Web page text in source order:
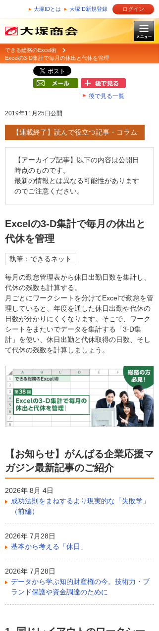
大塚IDとは 大塚ID新規登録 ログイン
できる総務のExcel術
Excelの3-D集計で毎月の休出と代休を管理
後で見る一覧
2019年11月25日公開
【連載終了】読んで役立つ記事・コラム
【アーカイブ記事】以下の内容は公開日
時点のものです。
最新の情報とは異なる可能性があります
のでご注意ください。
Excelの3-D集計で毎月の休出と
代休を管理
執筆：できるネット
毎月の勤怠管理表から休日出勤日数を集計し、
代休の残数も計算する。
月ごとにワークシートを分けてExcelで勤怠を管
理していると、年度を通した休日出勤や代休の
日数が分かりにくくなります。そこで、ワーク
シートをまたいでデータを集計する「3-D集
計」を使い、休日出勤と代休取得の日数、そし
て代休の残数を計算しましょう。
【お知らせ】がんばる企業応援マ
ガジン最新記事のご紹介
2026年 8月 4日
成功法則をまねするより現実的な「失敗学」
（前編）
2026年 7月28日
基本から考える「休日」
2026年 7月28日
データから学ぶ知的財産権の今。技術力・ブ
ランド保護や資金調達のために